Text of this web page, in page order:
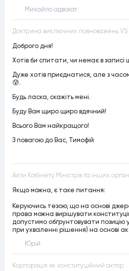
Михайло адвокат
Доброго дня!
Хотів би спитати, чи немає в записі
Дуже хотів приєднатися, але з
😰.
Будь ласка, скажіть мені.
Буду Вам щиро щиро вдячний!
Всього Вам найкращого!
З повагою до Вас, Тимофій
Якщо можна, є таке питання:
Керуючись тезою, що на основі
права можна вирішувати
допустимо обґрунтовувати позицію
при ухваленні рішення) на основі
Юрій
Корпорація як конституційний актор